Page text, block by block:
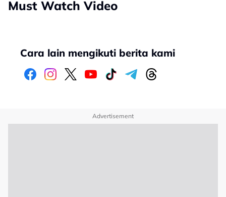
Must Watch Video
Cara lain mengikuti berita kami
Advertisement